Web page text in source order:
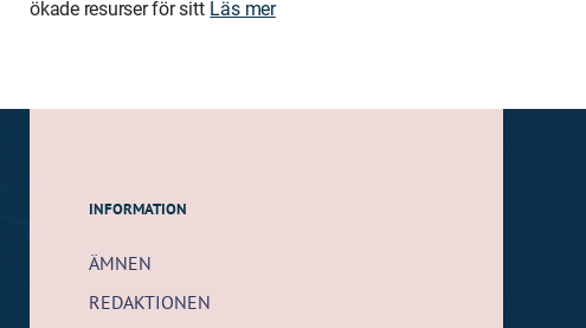
ökade resurser för sitt Läs mer
INFORMATION
ÄMNEN
REDAKTIONEN